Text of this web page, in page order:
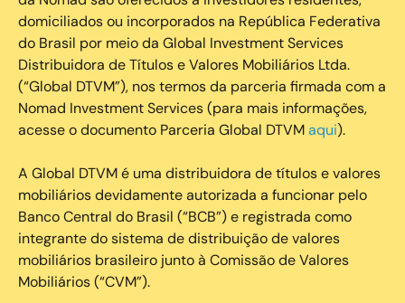
domiciliados ou incorporados na República Federativa
do Brasil por meio da Global Investment Services
Distribuidora de Títulos e Valores Mobiliários Ltda.
(“Global DTVM”), nos termos da parceria firmada com a
Nomad Investment Services (para mais informações,
acesse o documento Parceria Global DTVMaqui).
A Global DTVM é uma distribuidora de títulos e valores
mobiliários devidamente autorizada a funcionar pelo
Banco Central do Brasil (“BCB”) e registrada como
integrante do sistema de distribuição de valores
mobiliários brasileiro junto à Comissão de Valores
Mobiliários (“CVM”).